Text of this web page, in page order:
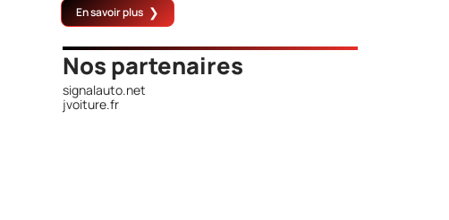
En savoir plus
Nos partenaires
signalauto.net
jvoiture.fr